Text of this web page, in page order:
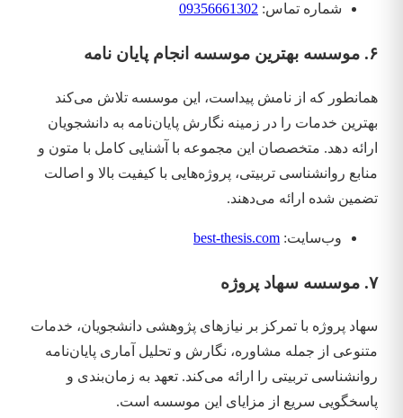
شماره تماس: 09356661302
۶. موسسه بهترین موسسه انجام پایان نامه
همانطور که از نامش پیداست، این موسسه تلاش می‌کند
بهترین خدمات را در زمینه نگارش پایان‌نامه به دانشجویان
ارائه دهد. متخصصان این مجموعه با آشنایی کامل با متون و
منابع روانشناسی تربیتی، پروژه‌هایی با کیفیت بالا و اصالت
تضمین شده ارائه می‌دهند.
وب‌سایت: best-thesis.com
۷. موسسه سهاد پروژه
سهاد پروژه با تمرکز بر نیازهای پژوهشی دانشجویان، خدمات
متنوعی از جمله مشاوره، نگارش و تحلیل آماری پایان‌نامه
روانشناسی تربیتی را ارائه می‌کند. تعهد به زمان‌بندی و
پاسخگویی سریع از مزایای این موسسه است.